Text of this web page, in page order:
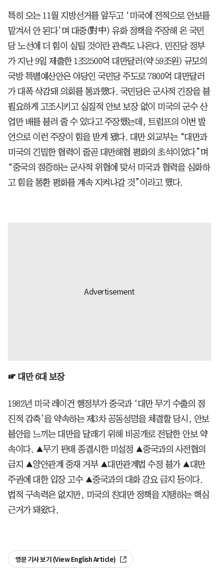
특히 오는 11월 지방선거를 앞두고 ‘미국에 전적으로 안보를
맡겨서 안 된다’며 대중(對中) 유화 정책을 주장해 온 국민
당 노선에 더 힘이 실릴 것이란 관측도 나온다. 민진당 정부
가 지난 9일 제출한 1조2500억 대만달러(약 59조원) 규모의
국방 특별예산안은 야당인 국민당 주도로 7800억 대만달러
가 대폭 삭감돼 의회를 통과했다. 국민당은 군사적 긴장을 불
필요하게 고조시키고 실질적 안보 보장 없이 미국의 군수 산
업만 배를 불려 줄 수 있다고 주장했는데, 트럼프의 이번 발
언으로 이런 주장이 힘을 받게 됐다. 대만 외교부는 “대만과
미국의 긴밀한 협력이 줄곧 대만해협 평화의 초석이었다”며
“중국의 점증하는 군사적 위협에 맞서 미국과 협력을 심화하
고 힘을 통환 평화를 계속 지켜나갈 것”이라고 했다.
☞ 대만 6대 보장
1982년 미국 레이건 행정부가 중국과 ‘대만 무기 수출의 점
진적 감축’을 약속하는 제3차 공동성명을 체결할 당시, 안보
불안을 느끼는 대만을 달래기 위해 비공개로 전달한 안보 약
속이다. ▲무기 판매 종결시한 미설정 ▲중국과의 사전협의
금지 ▲양안관계 중재 거부 ▲대만관계법 수정 불가 ▲대만
주권에 대한 입장 고수 ▲중국과의 대화 강요 금지 등이다.
법적 구속력은 없지만, 미국의 친대만 정책을 지탱하는 핵심
근거가 돼왔다.
영문 기사 보기 (View English Article)